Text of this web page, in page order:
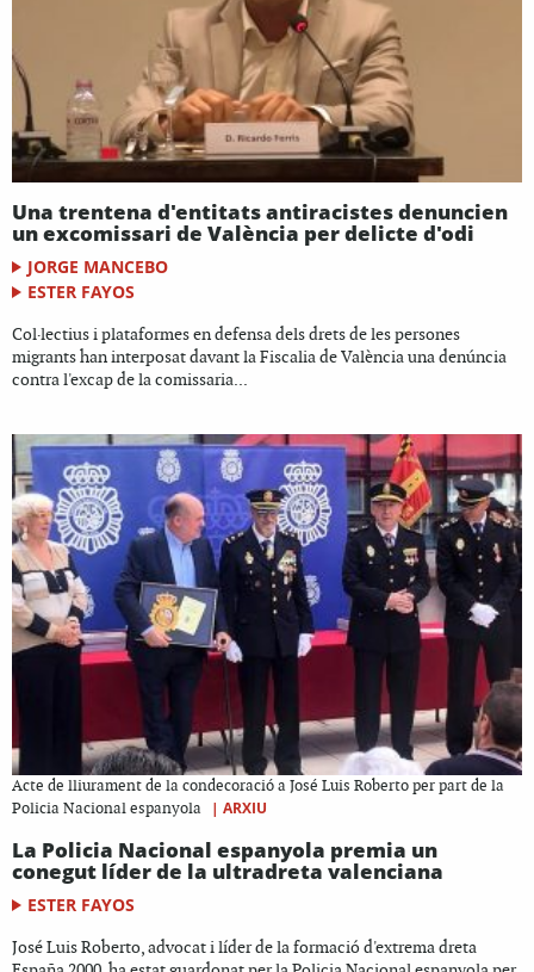
Una trentena d'entitats antiracistes denuncien
un excomissari de València per delicte d'odi
JORGE MANCEBO
ESTER FAYOS
Col·lectius i plataformes en defensa dels drets de les persones
migrants han interposat davant la Fiscalia de València una denúncia
contra l'excap de la comissaria...
Acte de lliurament de la condecoració a José Luis Roberto per part de la
Policia Nacional espanyola
| ARXIU
La Policia Nacional espanyola premia un
conegut líder de la ultradreta valenciana
ESTER FAYOS
José Luis Roberto, advocat i líder de la formació d'extrema dreta